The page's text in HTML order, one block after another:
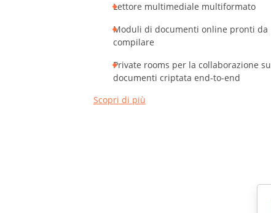
Lettore multimediale multiformato
Moduli di documenti online pronti da
compilare
Private rooms per la collaborazione su
documenti criptata end-to-end
Scopri di più